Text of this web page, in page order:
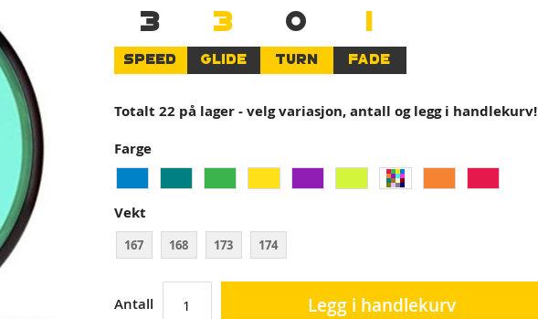
3
SPEED
3
GLIDE
0
TURN
1
FADE
Totalt 22 på lager - velg variasjon, antall og legg i handlekurv!
Farge
Vekt
167 168 173 174
Antall Legg i handlekurv